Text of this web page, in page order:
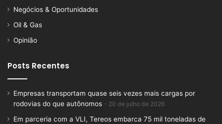
Negócios & Oportunidades
Oil & Gas
Opinião
Posts Recentes
Empresas transportam quase seis vezes mais cargas por
rodovias do que autônomos
20 de julho de 2026
Em parceria com a VLI, Tereos embarca 75 mil toneladas de